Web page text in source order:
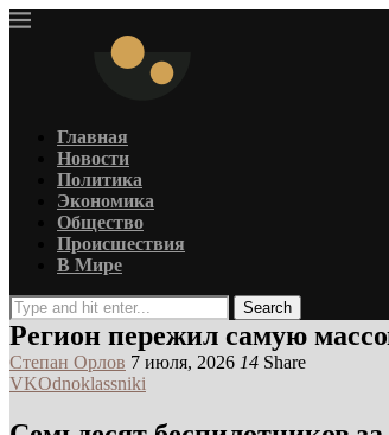
Главная
Новости
Политика
Экономика
Общество
Происшествия
В Мире
Search
Регион пережил самую
Степан Орлов 7 июля, 2026 14 Share
VKOdnoklassniki